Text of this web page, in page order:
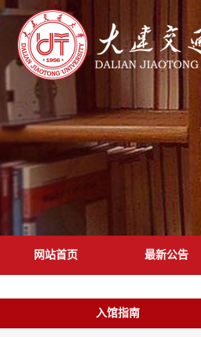
网站首页 最新公告
入馆指南